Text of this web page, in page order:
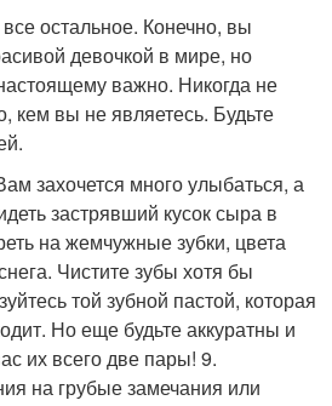
остальное. Конечно, вы
девочкой в мире, но
важно. Никогда не
кем вы не являетесь. Будьте
захочется много улыбаться, а
застрявший кусок сыра в
на жемчужные зубки, цвета
Чистите зубы хотя бы
той зубной пастой, которая
Но еще будьте аккуратны и
их всего две пары! 9.
на грубые замечания или